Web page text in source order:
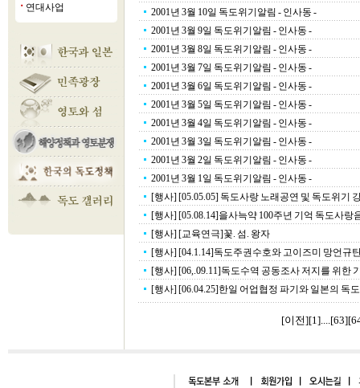
■ 연대사업
2001년 3월 10일 독도위기알림 - 인사동 -
2001년 3월 9일 독도위기알림 - 인사동 -
2001년 3월 8일 독도위기알림 - 인사동 -
2001년 3월 7일 독도위기알림 - 인사동 -
2001년 3월 6일 독도위기알림 - 인사동 -
2001년 3월 5일 독도위기알림 - 인사동 -
2001년 3월 4일 독도위기알림 - 인사동 -
2001년 3월 3일 독도위기알림 - 인사동 -
2001년 3월 2일 독도위기알림 - 인사동 -
2001년 3월 1일 독도위기알림 - 인사동 -
[행사] [05.05.05] 독도사랑 노래공연 및 독도위기
[행사] [05.08.14]을사늑약 100주년 기억 독도사랑
[행사] [교육연극]꽃. 섬. 왕자
[행사] [04.1.14]독도주권수호와 고이즈미 망언규
[행사] [06,.09.11]독도수역 공동조사 저지를 위한
[행사] [06.04.25]한일 어업협정 파기와 일본의 독
[이전][1]....[63][